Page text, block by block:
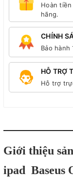
Hoàn
hãng.
CHÍNH
Bảo hành
HỖ TRỢ
Hỗ trợ
Giới thiệu
ipad Baseus